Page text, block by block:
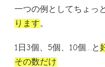
一つの例としてちょっ
ります。
1日3個、5個、10個…と
その数だけ